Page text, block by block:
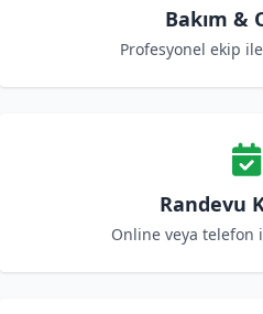
Bakım &
Profesyonel ekip
Randevu
Online veya telefon